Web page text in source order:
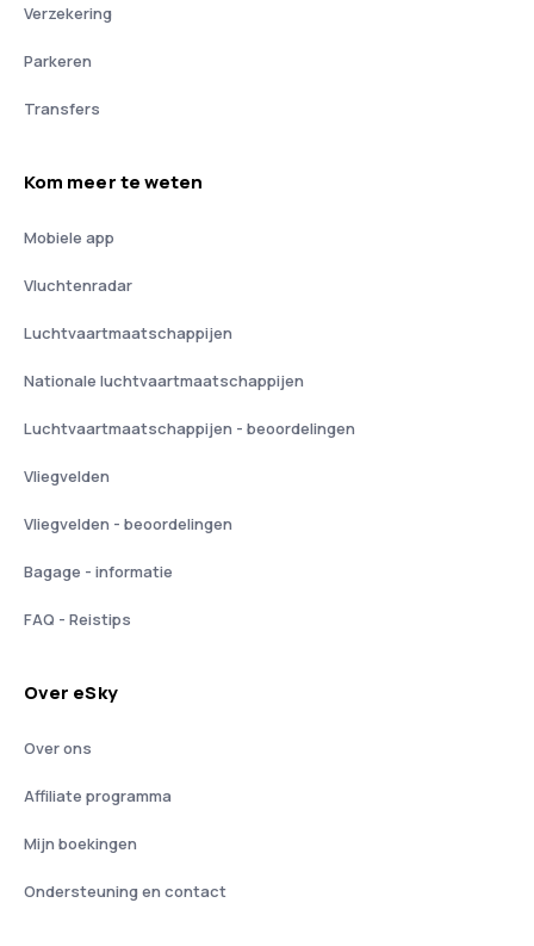
Verzekering
Parkeren
Transfers
Kom meer te weten
Mobiele app
Vluchtenradar
Luchtvaartmaatschappijen
Nationale luchtvaartmaatschappijen
Luchtvaartmaatschappijen - beoordelingen
Vliegvelden
Vliegvelden - beoordelingen
Bagage - informatie
FAQ - Reistips
Over eSky
Over ons
Affiliate programma
Mijn boekingen
Ondersteuning en contact